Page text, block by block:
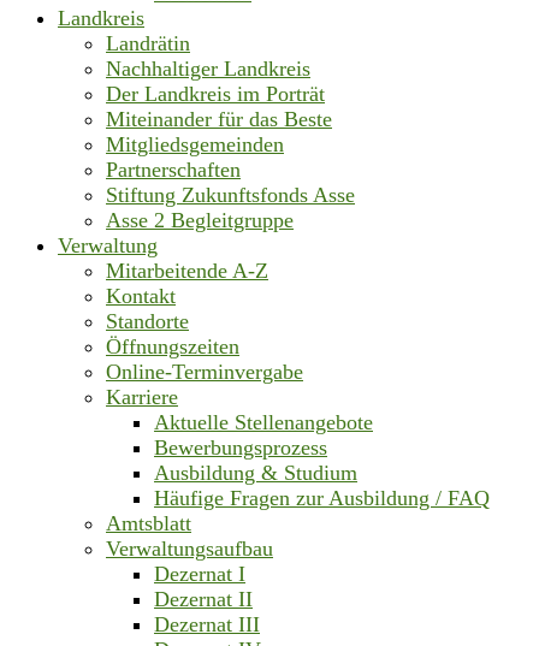
Landkreis
Landrätin
Nachhaltiger Landkreis
Der Landkreis im Porträt
Miteinander für das Beste
Mitgliedsgemeinden
Partnerschaften
Stiftung Zukunftsfonds Asse
Asse 2 Begleitgruppe
Verwaltung
Mitarbeitende A-Z
Kontakt
Standorte
Öffnungszeiten
Online-Terminvergabe
Karriere
Aktuelle Stellenangebote
Bewerbungsprozess
Ausbildung & Studium
Häufige Fragen zur Ausbildung / FAQ
Amtsblatt
Verwaltungsaufbau
Dezernat I
Dezernat II
Dezernat III